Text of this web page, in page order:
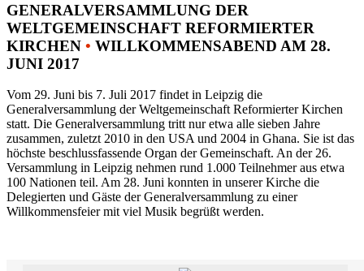
GENERALVERSAMMLUNG DER
WELTGEMEINSCHAFT REFORMIERTER
KIRCHEN • WILLKOMMENSABEND AM 28.
JUNI 2017
Vom 29. Juni bis 7. Juli 2017 findet in Leipzig die
Generalversammlung der Weltgemeinschaft Reformierter Kirchen
statt. Die Generalversammlung tritt nur etwa alle sieben Jahre
zusammen, zuletzt 2010 in den USA und 2004 in Ghana. Sie ist das
höchste beschlussfassende Organ der Gemeinschaft. An der 26.
Versammlung in Leipzig nehmen rund 1.000 Teilnehmer aus etwa
100 Nationen teil. Am 28. Juni konnten in unserer Kirche die
Delegierten und Gäste der Generalversammlung zu einer
Willkommensfeier mit viel Musik begrüßt werden.